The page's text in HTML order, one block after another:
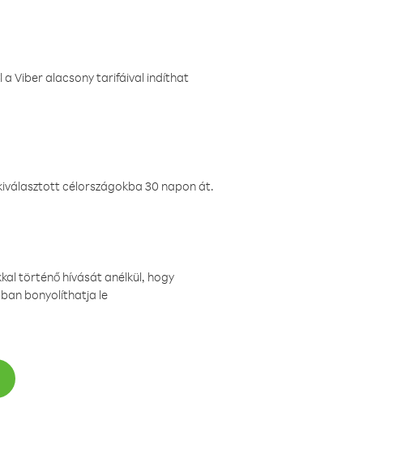
a Viber alacsony tarifáival indíthat
célországokba 30 napon át.
történő hívását anélkül, hogy
bonyolíthatja le